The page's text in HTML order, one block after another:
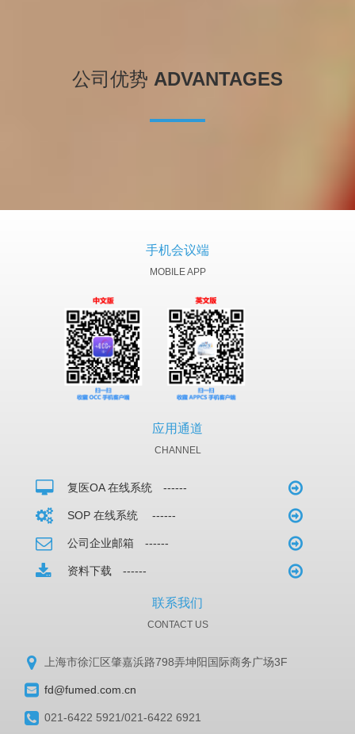
公司优势 ADVANTAGES
手机会议端
MOBILE APP
应用通道
CHANNEL
复医OA 在线系统 ------
SOP 在线系统 ------
公司企业邮箱 ------
资料下载 ------
联系我们
CONTACT US
上海市徐汇区肇嘉浜路798弄坤阳国际商务广场3F
fd@fumed.com.cn
021-6422 5921/021-6422 6921